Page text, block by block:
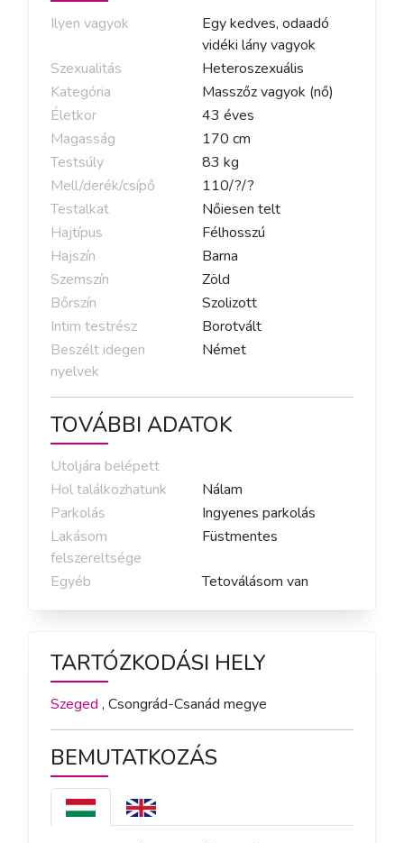
Ilyen vagyok
Egy kedves, odaadó
vidéki lány vagyok
Szexualitás
Heteroszexuális
Kategória
Masszőz vagyok (nő)
Életkor
43 éves
Magasság
170 cm
Testsúly
83 kg
Mell/derék/csípő
110/?/?
Testalkat
Nőiesen telt
Hajtípus
Félhosszú
Hajszín
Barna
Szemszín
Zöld
Bőrszín
Szolizott
Intim testrész
Borotvált
Beszélt idegen
nyelvek
Német
TOVÁBBI ADATOK
Utoljára belépett
Hol találkozhatunk
Nálam
Parkolás
Ingyenes parkolás
Lakásom
felszereltsége
Füstmentes
Egyéb Tetoválásom van
TARTÓZKODÁSI HELY
Szeged , Csongrád-Csanád megye
BEMUTATKOZÁS